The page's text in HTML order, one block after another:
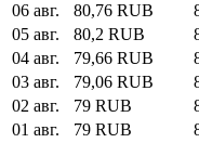
06 авг.
80,76 RUB
05 авг.
80,2 RUB
04 авг.
79,66 RUB
03 авг.
79,06 RUB
02 авг.
79 RUB
01 авг.
79 RUB